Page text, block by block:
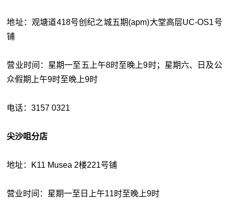
地址：观塘道418号创纪之城五期(apm)大堂高层UC-OS1号
铺
营业时间：星期一至五上午8时至晚上9时；星期六、日及公
众假期上午9时至晚上9时
电话：3157 0321
尖沙咀分店
地址：K11 Musea 2楼221号铺
营业时间：星期一至日上午11时至晚上9时